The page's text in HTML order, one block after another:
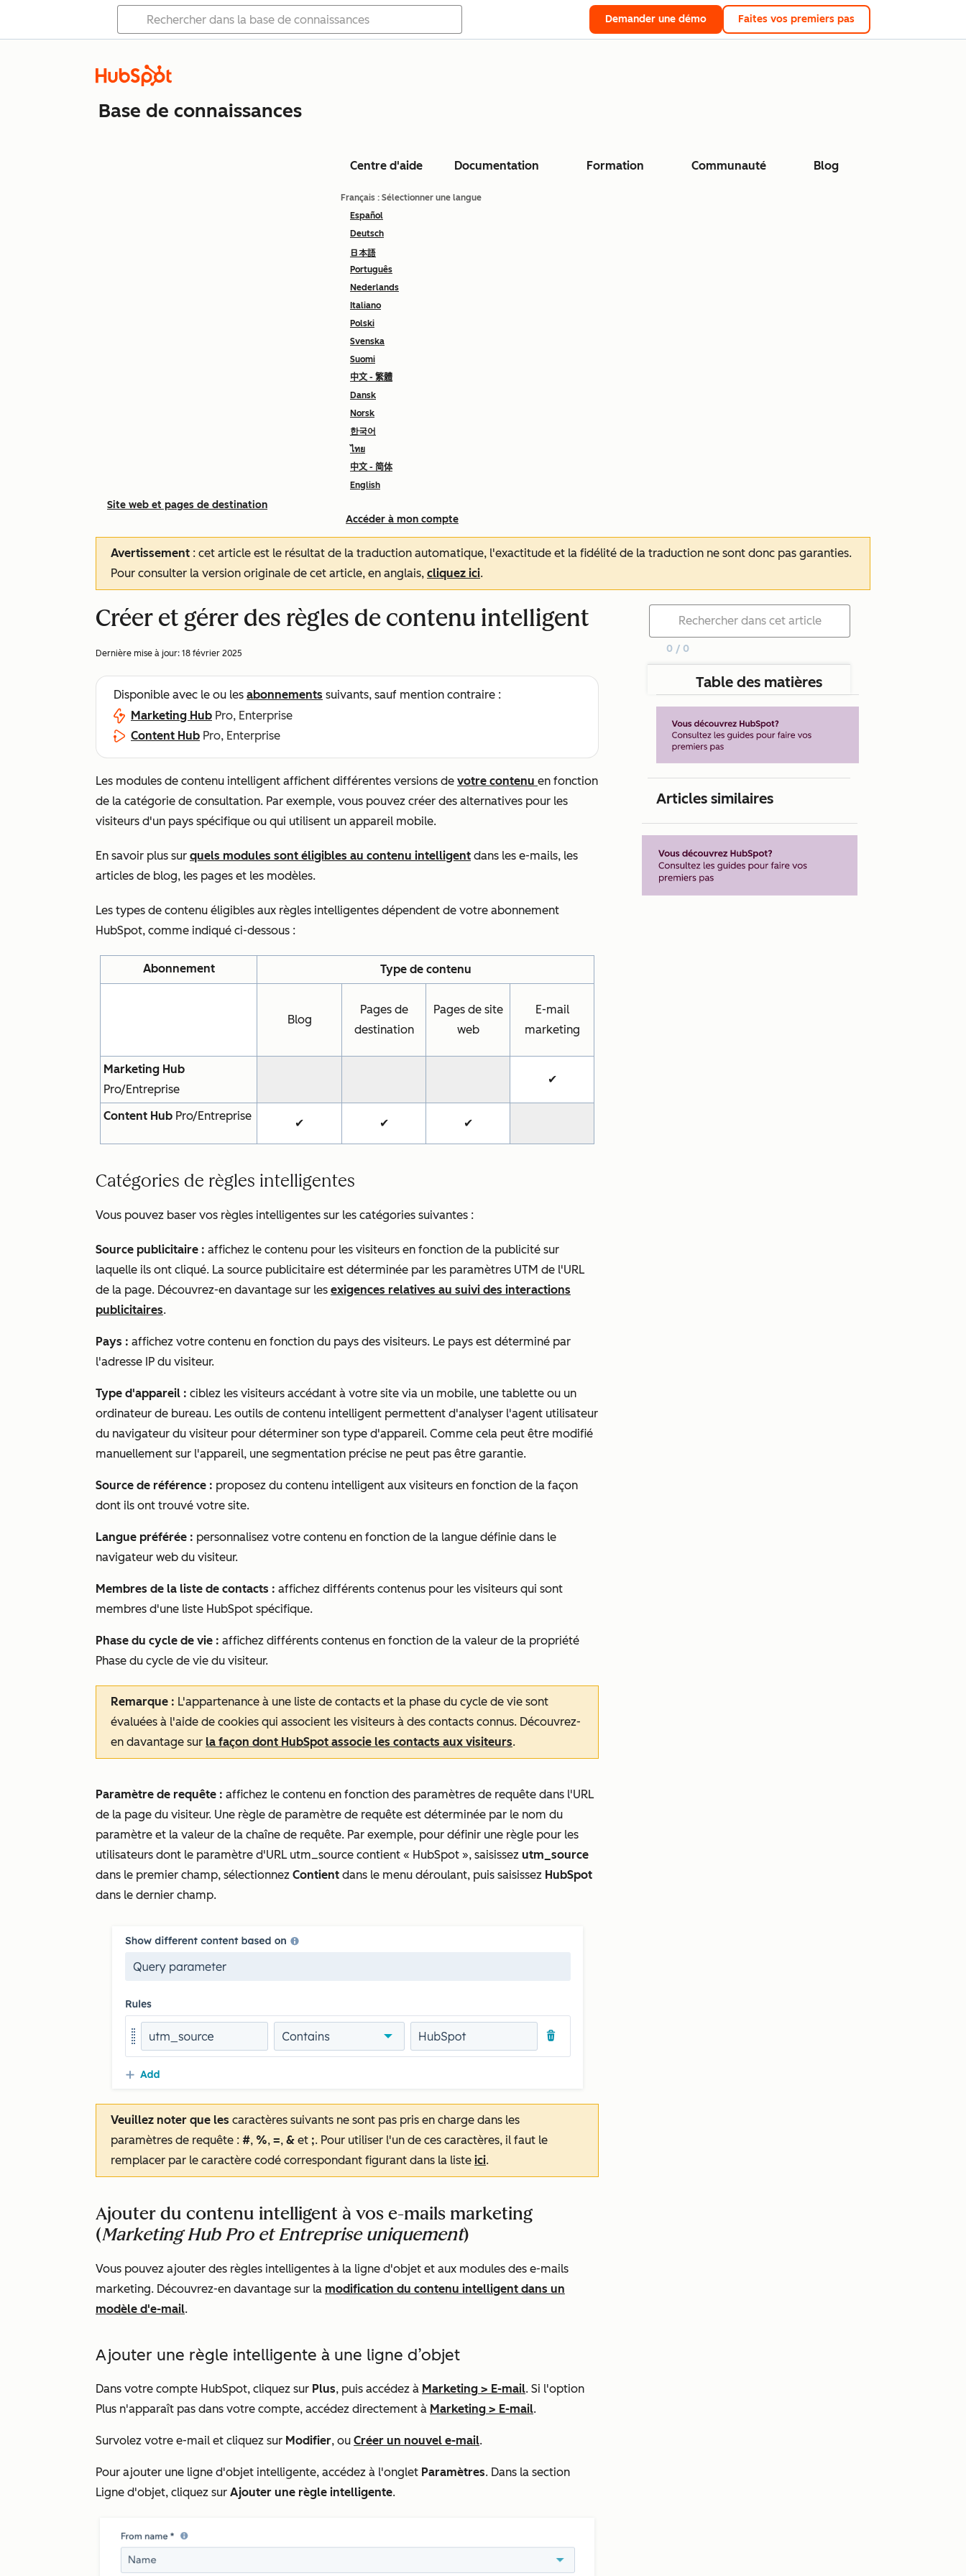
Demander une démo Faites vos premiers pas
Base de connaissances
Centre d'aide Documentation Formation Communauté Blog
Français : Sélectionner une langue
Español
Deutsch
日本語
Português
Nederlands
Italiano
Polski
Svenska
Suomi
中文 - 繁體
Dansk
Norsk
한국어
ไทย
中文 - 简体
English
Accéder à mon compte
Site web et pages de destination
Avertissement : cet article est le résultat de la traduction automatique, l'exactitude et la fidélité de la traduction ne sont donc pas garanties.
Pour consulter la version originale de cet article, en anglais, cliquez ici.
Créer et gérer des règles de contenu intelligent
Dernière mise à jour: 18 février 2025
Disponible avec le ou les abonnements suivants, sauf mention contraire :
Marketing Hub Pro, Enterprise
Content Hub Pro, Enterprise
Les modules de contenu intelligent affichent différentes versions de votre contenu en fonction
de la catégorie de consultation. Par exemple, vous pouvez créer des alternatives pour les
visiteurs d'un pays spécifique ou qui utilisent un appareil mobile.
En savoir plus sur quels modules sont éligibles au contenu intelligent dans les e-mails, les
articles de blog, les pages et les modèles.
Les types de contenu éligibles aux règles intelligentes dépendent de votre abonnement
HubSpot, comme indiqué ci-dessous :
Abonnement Type de contenu
Blog
Pages de
destination
Pages de site
web
E-mail
marketing
Marketing Hub
Pro/Entreprise
✔
Content Hub Pro/Entreprise
✔ ✔ ✔
Catégories de règles intelligentes
Vous pouvez baser vos règles intelligentes sur les catégories suivantes :
Source publicitaire : affichez le contenu pour les visiteurs en fonction de la publicité sur
laquelle ils ont cliqué. La source publicitaire est déterminée par les paramètres UTM de l'URL
de la page. Découvrez-en davantage sur les exigences relatives au suivi des interactions
publicitaires.
Pays : affichez votre contenu en fonction du pays des visiteurs. Le pays est déterminé par
l'adresse IP du visiteur.
Type d'appareil : ciblez les visiteurs accédant à votre site via un mobile, une tablette ou un
ordinateur de bureau. Les outils de contenu intelligent permettent d'analyser l'agent utilisateur
du navigateur du visiteur pour déterminer son type d'appareil. Comme cela peut être modifié
manuellement sur l'appareil, une segmentation précise ne peut pas être garantie.
Source de référence : proposez du contenu intelligent aux visiteurs en fonction de la façon
dont ils ont trouvé votre site.
Langue préférée : personnalisez votre contenu en fonction de la langue définie dans le
navigateur web du visiteur.
Membres de la liste de contacts : affichez différents contenus pour les visiteurs qui sont
membres d'une liste HubSpot spécifique.
Phase du cycle de vie : affichez différents contenus en fonction de la valeur de la propriété
Phase du cycle de vie du visiteur.
Remarque : L'appartenance à une liste de contacts et la phase du cycle de vie sont
évaluées à l'aide de cookies qui associent les visiteurs à des contacts connus. Découvrez-
en davantage sur la façon dont HubSpot associe les contacts aux visiteurs.
Paramètre de requête : affichez le contenu en fonction des paramètres de requête dans l'URL
de la page du visiteur. Une règle de paramètre de requête est déterminée par le nom du
paramètre et la valeur de la chaîne de requête. Par exemple, pour définir une règle pour les
utilisateurs dont le paramètre d'URL utm_source contient « HubSpot », saisissez utm_source
dans le premier champ, sélectionnez Contient dans le menu déroulant, puis saisissez HubSpot
dans le dernier champ.
Veuillez noter que les caractères suivants ne sont pas pris en charge dans les
paramètres de requête : #, %, =, & et ;. Pour utiliser l'un de ces caractères, il faut le
remplacer par le caractère codé correspondant figurant dans la liste ici.
Ajouter du contenu intelligent à vos e-mails marketing
(Marketing Hub Pro et Entreprise uniquement)
Vous pouvez ajouter des règles intelligentes à la ligne d'objet et aux modules des e-mails
marketing. Découvrez-en davantage sur la modification du contenu intelligent dans un
modèle d'e-mail.
Ajouter une règle intelligente à une ligne d’objet
Dans votre compte HubSpot, cliquez sur Plus, puis accédez à Marketing > E-mail. Si l'option
Plus n'apparaît pas dans votre compte, accédez directement à Marketing > E-mail.
Survolez votre e-mail et cliquez sur Modifier, ou Créer un nouvel e-mail.
Pour ajouter une ligne d'objet intelligente, accédez à l'onglet Paramètres. Dans la section
Ligne d'objet, cliquez sur Ajouter une règle intelligente.
0 / 0
Table des matières
Articles similaires